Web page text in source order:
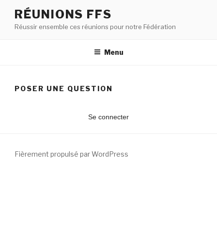
RÉUNIONS FFS
Réussir ensemble ces réunions pour notre Fédération
Menu
POSER UNE QUESTION
Se connecter
Fièrement propulsé par WordPress